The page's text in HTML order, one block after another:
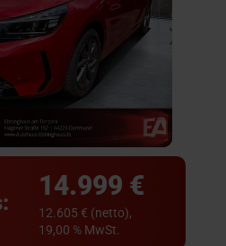
14.999 €
12.605 € (netto),
19,00 % MwSt.